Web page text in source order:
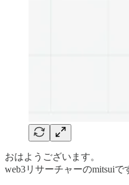
おはようございます。
web3リサーチャーのmitsuiで